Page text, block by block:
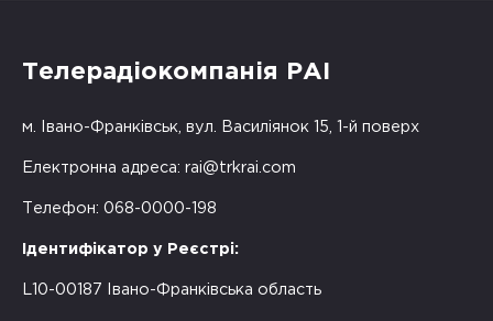
Телерадіокомпанія РАІ
м. Івано-Франківськ, вул. Василіянок 15, 1-й поверх
Електронна адреса: rai@trkrai.com
Телефон: 068-0000-198
Ідентифікатор у Реєстрі:
L10-00187 Івано-Франківська область